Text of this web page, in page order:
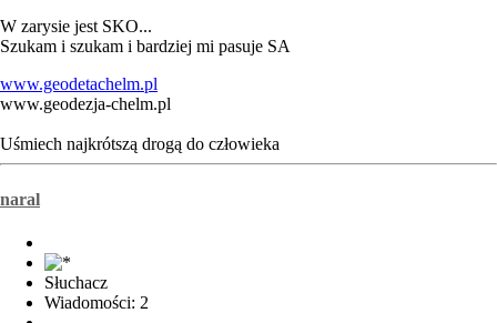
W zarysie jest SKO...
Szukam i szukam i bardziej mi pasuje SA
www.geodetachelm.pl
www.geodezja-chelm.pl
Uśmiech najkrótszą drogą do człowieka
naral
Słuchacz
Wiadomości: 2